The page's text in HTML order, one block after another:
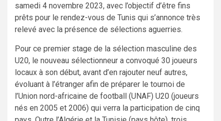
samedi 4 novembre 2023, avec l’objectif d’être fins
prêts pour le rendez-vous de Tunis qui s’annonce très
relevé avec la présence de sélections aguerries.
Pour ce premier stage de la sélection masculine des
U20, le nouveau sélectionneur a convoqué 30 joueurs
locaux à son début, avant d’en rajouter neuf autres,
évoluant à l’étranger afin de préparer le tournoi de
l’Union nord-africaine de football (UNAF) U20 (joueurs
nés en 2005 et 2006) qui verra la participation de cinq